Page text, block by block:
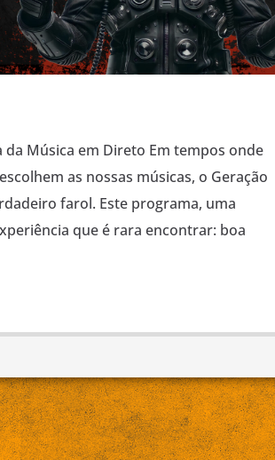
da Música em Direto Em tempos onde
as nossas músicas, o Geração
farol. Este programa, uma
que é rara encontrar: boa